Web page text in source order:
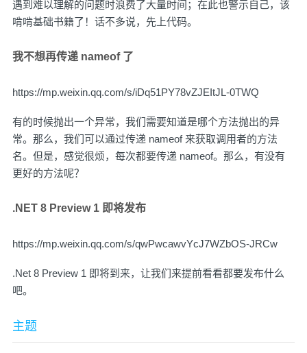
遇到难以理解的问题时浪费了大量时间；在此也警示自己，该
啃啃基础书籍了！话不多说，先上代码。
我不想再传递 nameof 了
https://mp.weixin.qq.com/s/iDq51PY78vZJEItJL-0TWQ
有的时候抛出一个异常，我们需要知道是哪个方法抛出的异
常。那么，我们可以通过传递 nameof 来获取调用者的方法
名。但是，感觉很烦，每次都要传递 nameof。那么，有没有
更好的方法呢？
.NET 8 Preview 1 即将发布
https://mp.weixin.qq.com/s/qwPwcawvYcJ7WZbOS-JRCw
.Net 8 Preview 1 即将到来，让我们来提前看看都要发布什么
吧。
主题